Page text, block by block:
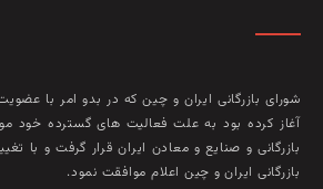
آغاز کرده بود به علت فعاليت‌ های گسترده خود
بازرگانی و صنايع و معادن ايران قرار گرفت و با
بازرگانی ايران و چين اعلام موافقت نمود.